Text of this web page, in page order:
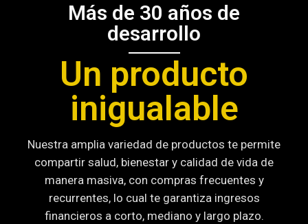
Más de 30 años de
desarrollo
Un producto
inigualable
Nuestra amplia variedad de productos te permite
compartir salud, bienestar y calidad de vida de
manera masiva, con compras frecuentes y
recurrentes, lo cual te garantiza ingresos
financieros a corto, mediano y largo plazo.